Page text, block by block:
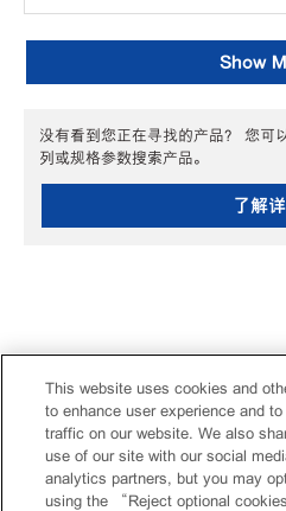
Show
没有看到您正在寻找的产品？ 您可
列或规格参数搜索产品。
了解
This website uses cookies and
to enhance user experience and
traffic on our website. We also
use of our site with our social
analytics partners, but you may
using the “Reject optional